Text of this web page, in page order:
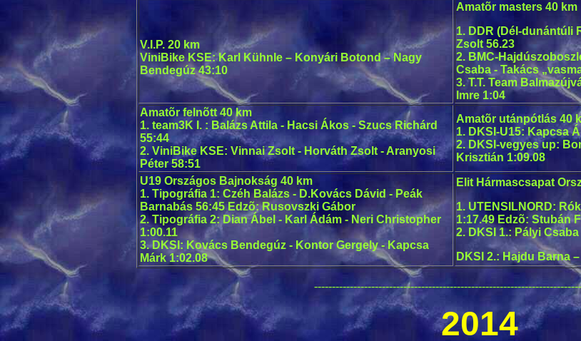
V.I.P. 20 km
ViniBike KSE: Karl Kühnle – Konyári Botond – Nagy
Bendegúz 43:10
Amatõr masters 40 km
1. DDR (Dél-dunántúli
Zsolt 56.23
2. BMC-
Csaba - Takács
3. T.T. Team
Imre 1:04
Amatõr felnõtt 40 km
1. team3K I. : Balázs Attila - Hacsi Ákos - Szucs Richárd
55:44
2. ViniBike KSE: Vinnai Zsolt - Horváth Zsolt - Aranyosi
Péter 58:51
Amatõr utánpótlás 40
1. DKSI-U15: Kapcsa
2. DKSI-vegyes up:
Krisztián 1:09.08
U19 Országos Bajnokság 40 km
1. Tipográfia 1: Czéh Balázs - D.Kovács Dávid - Peák
Barnabás 56:45 Edzõ: Rusovszki Gábor
2. Tipográfia 2: Dian Ábel - Karl Ádám - Neri Christopher
1:00.11
3. DKSI: Kovács Bendegúz - Kontor Gergely - Kapcsa
Márk 1:02.08
Elit Hármascsapat
1. UTENSILNORD:
1:17.49 Edzõ: Stubán
2. DKSI 1.: Pályi
DKSI 2.: Hajdu Barna
2014